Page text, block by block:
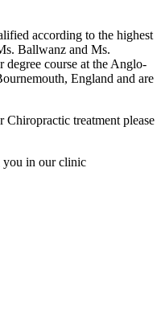
according to the highest
Ballwanz and Ms.
degree course at the Anglo-
England and are
treatment please
you in our clinic